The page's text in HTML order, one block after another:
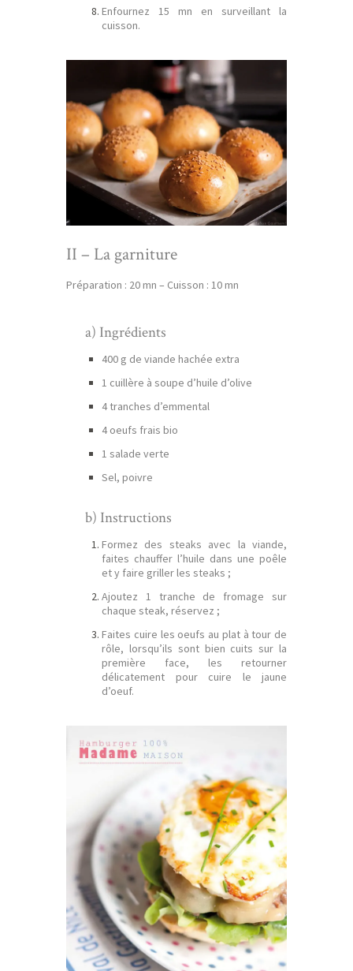
Enfournez 15 mn en surveillant la
cuisson.
II – La garniture
Préparation : 20 mn – Cuisson : 10 mn
a) Ingrédients
400 g de viande hachée extra
1 cuillère à soupe d’huile d’olive
4 tranches d’emmental
4 oeufs frais bio
1 salade verte
Sel, poivre
b) Instructions
Formez des steaks avec la viande,
faites chauffer l’huile dans une poêle
et y faire griller les steaks ;
Ajoutez 1 tranche de fromage sur
chaque steak, réservez ;
Faites cuire les oeufs au plat à tour de
rôle, lorsqu’ils sont bien cuits sur la
première face, les retourner
délicatement pour cuire le jaune
d’oeuf.